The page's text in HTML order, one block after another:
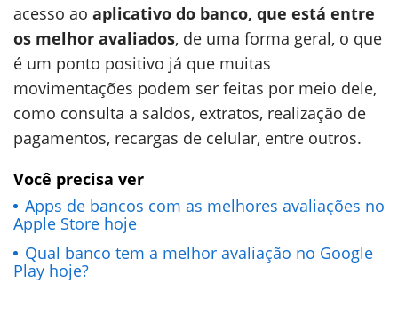
acesso ao aplicativo do banco, que está entre
os melhor avaliados, de uma forma geral, o que
é um ponto positivo já que muitas
movimentações podem ser feitas por meio dele,
como consulta a saldos, extratos, realização de
pagamentos, recargas de celular, entre outros.
Você precisa ver
Apps de bancos com as melhores avaliações no
Apple Store hoje
Qual banco tem a melhor avaliação no Google
Play hoje?